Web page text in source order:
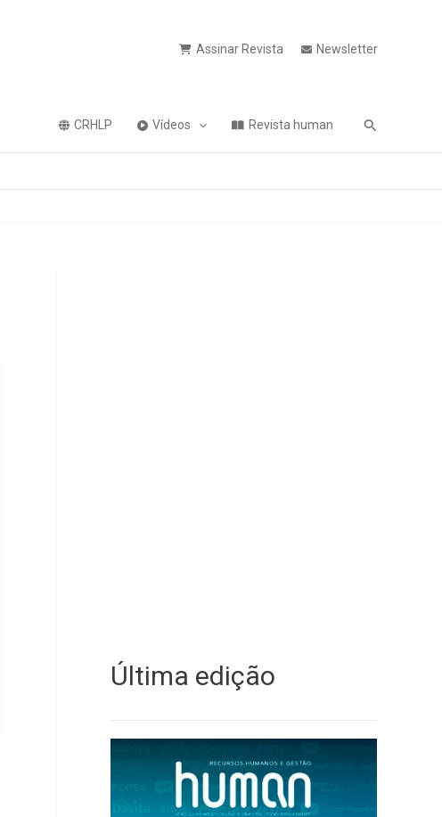
Assinar Revista Newsletter
CRHLP Vídeos Revista human Pesquisa
Última edição